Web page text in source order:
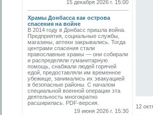
15 декабря 2026 г. 15:00
Храмы Донбасса как острова
спасения на войне
В 2014 году в Донбасс пришла война.
Предприятия, социальные службы,
магазины, аптеки закрывались. Тогда
центрами спасения стали
православные храмы — они собирали
и распределяли гуманитарную
помощь, снабжали людей горячей
едой, предоставляли им временное
убежище, занимались их эвакуацией
в безопасные районы. С началом
специальной военной операции эта
деятельность многократно
расширилась. PDF-версия.
19 июня 2026 г. 15:30
12